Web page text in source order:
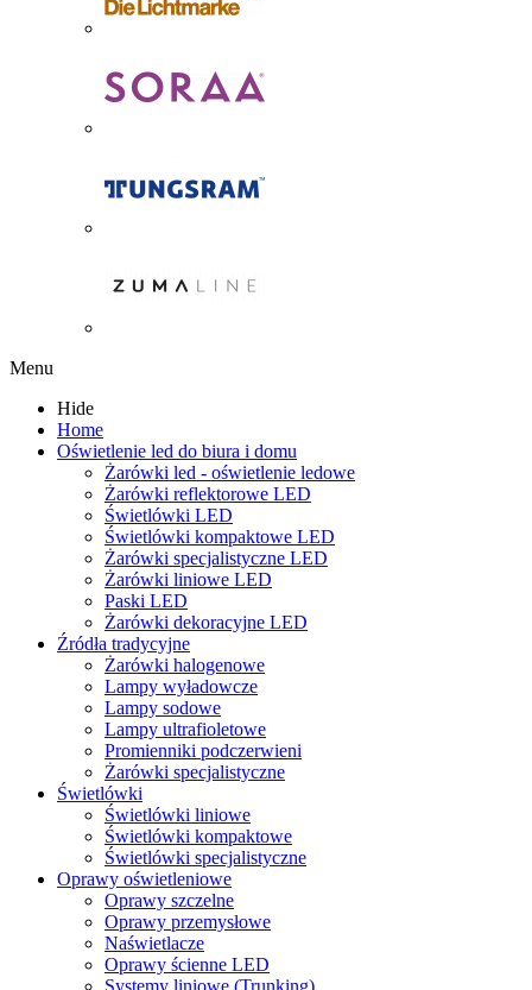
Menu
Hide
Home
Oświetlenie led do biura i domu
Żarówki led - oświetlenie ledowe
Żarówki reflektorowe LED
Świetlówki LED
Świetlówki kompaktowe LED
Żarówki specjalistyczne LED
Żarówki liniowe LED
Paski LED
Żarówki dekoracyjne LED
Źródła tradycyjne
Żarówki halogenowe
Lampy wyładowcze
Lampy sodowe
Lampy ultrafioletowe
Promienniki podczerwieni
Żarówki specjalistyczne
Świetlówki
Świetlówki liniowe
Świetlówki kompaktowe
Świetlówki specjalistyczne
Oprawy oświetleniowe
Oprawy szczelne
Oprawy przemysłowe
Naświetlacze
Oprawy ścienne LED
Systemy liniowe (Trunking)